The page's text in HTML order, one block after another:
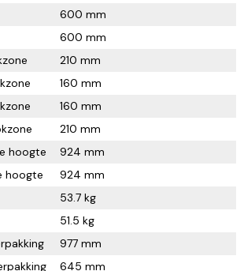
600 mm
600 mm
210 mm
160 mm
160 mm
210 mm
hoogte
924 mm
hoogte
924 mm
53.7 kg
51.5 kg
977 mm
645 mm